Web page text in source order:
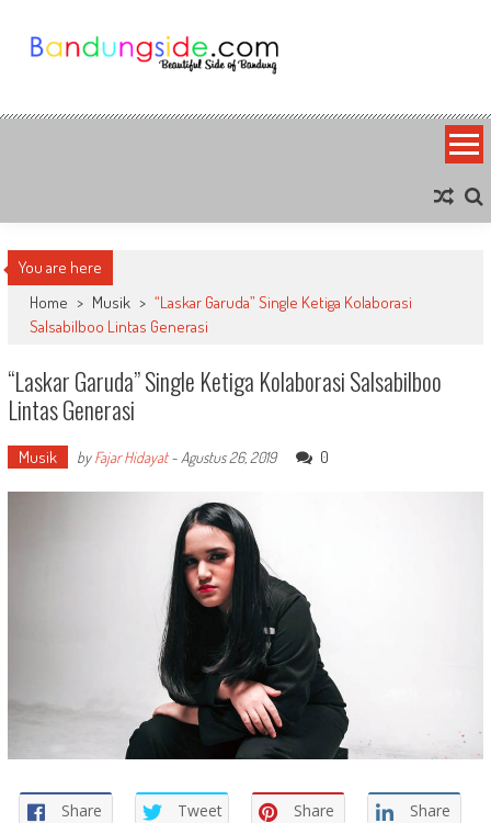
content
Bandung Side
You are here
Home > Musik > “Laskar Garuda” Single Ketiga Kolaborasi
Salsabilboo Lintas Generasi
“Laskar Garuda” Single Ketiga Kolaborasi Salsabilboo
Lintas Generasi
Musik byFajar Hidayat- Agustus 26, 2019 0
Share Tweet Share Share